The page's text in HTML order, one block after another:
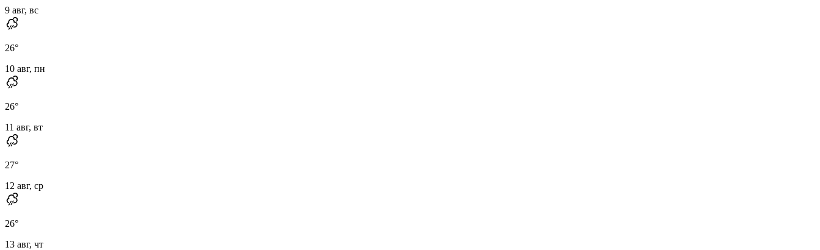
9 авг, вс
26°
10 авг, пн
26°
11 авг, вт
27°
12 авг, ср
26°
13 авг, чт